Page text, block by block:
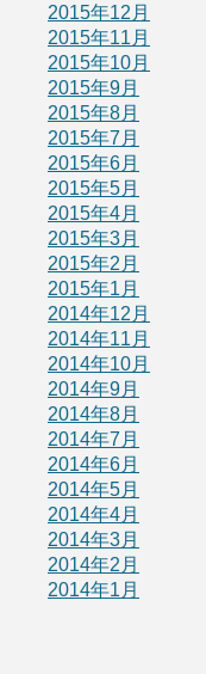
2015年12月
2015年11月
2015年10月
2015年9月
2015年8月
2015年7月
2015年6月
2015年5月
2015年4月
2015年3月
2015年2月
2015年1月
2014年12月
2014年11月
2014年10月
2014年9月
2014年8月
2014年7月
2014年6月
2014年5月
2014年4月
2014年3月
2014年2月
2014年1月